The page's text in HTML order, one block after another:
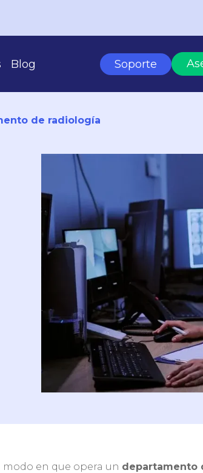
Clínicas y centros con
Blog Soporte
de radiología
en que opera un departamento